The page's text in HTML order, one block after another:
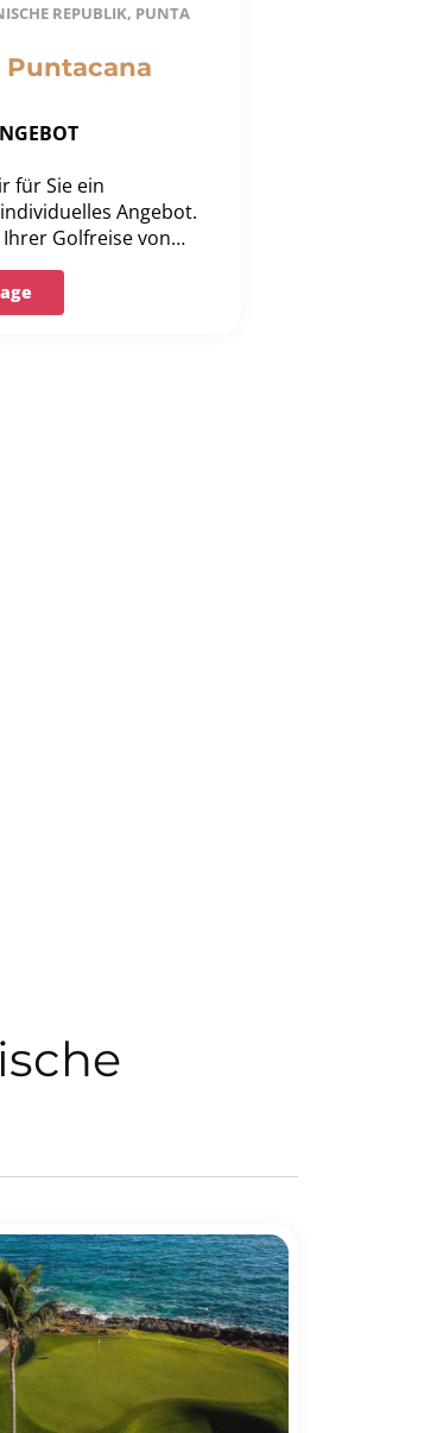
REPUBLIK, PUNTA
Puntacana
für Sie ein
Angebot.
Golfreise von
Erfahrung und